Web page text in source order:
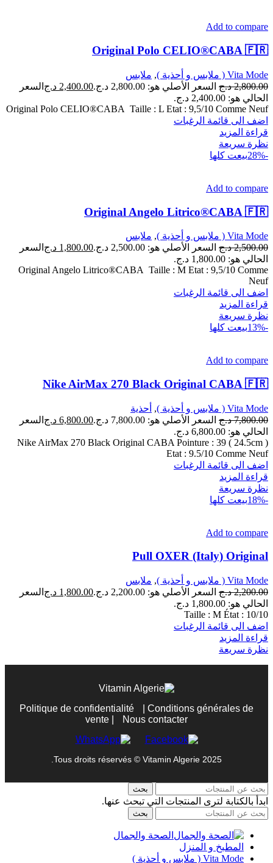
Add to compare
Original Polo CELIO®CABA 🇫🇷
Vita Mode ( ملابس و أحذية ) , ملابس
2,800.00 د.ج السعر الأصلي هو: 2,800.00 د.ج. 2,400.00 د.ج السعر
الحالي هو: 2,400.00 د.ج.
Original Polo CELIO®CABA Taille : L Etat : 9,5/10 Comme Neuf
اضف الى قائمة الرغبات
قراءة المزيد
نظرة سريعة
-28%
بيعت كلها
Add to compare
Original Angelo Litrico®CABA 🇫🇷
Vita Mode ( ملابس و أحذية ) , ملابس
2,500.00 د.ج السعر الأصلي هو: 2,500.00 د.ج. 1,800.00 د.ج السعر
الحالي هو: 1,800.00 د.ج.
Original Angelo Litrico®CABA Taille : M Etat : 9,5/10 Comme
Neuf
اضف الى قائمة الرغبات
قراءة المزيد
نظرة سريعة
-13%
بيعت كلها
Add to compare
Nike AirMax 270 Black Original CABA 🇫🇷
Vita Mode ( ملابس و أحذية ) , أحذية
7,800.00 د.ج السعر الأصلي هو: 7,800.00 د.ج. 6,800.00 د.ج السعر
الحالي هو: 6,800.00 د.ج.
Nike AirMax 270 Black Original CABA Pointure : 39 ( 24.5cm )
Etat : 9.5/10 Comme Neuf
اضف الى قائمة الرغبات
قراءة المزيد
نظرة سريعة
-18%
بيعت كلها
Add to compare
Pull OXER (Italy) Original
Vita Mode ( ملابس و أحذية ) , ملابس
2,200.00 د.ج السعر الأصلي هو: 2,200.00 د.ج. 1,800.00 د.ج السعر
الحالي هو: 1,800.00 د.ج.
Taille : M État : 10/10
اضف الى قائمة الرغبات
قراءة المزيد
نظرة سريعة
Politique de confidentialité
Conditions générales de
vente
Nous contacter
Tous droits réservés © Vitamin Algerie 2025.
بحث
ابدأ بالكتابة لترى المنتجات التي تبحث عنها.
بحث
الصحة والجمال
المطبخ و المنزل
Vita Mode ( ملابس و أحذية )